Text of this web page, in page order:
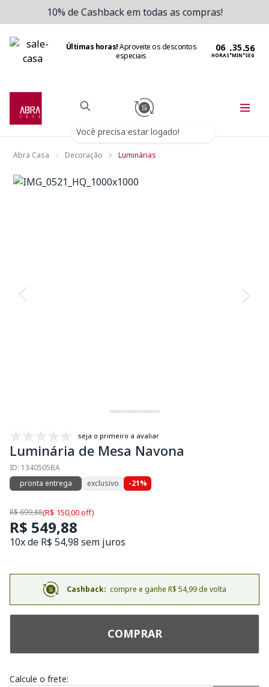
10% de Cashback em todas as compras!
Últimas horas!Aproveite os descontos
especiais
HORAS:MIN:SEG
Você precisa estar logado!
Abra Casa Decoração Luminárias
seja o primeiro a avaliar
Luminária de Mesa Navona
ID: 1340505BA
pronta entrega
exclusivo -21%
R$ 699,88(R$ 150,00 off)
R$ 549,88
10x de R$ 54,98 sem juros
Cashback: compre e ganhe R$ 54,99 de volta
COMPRAR
Calcule o frete: